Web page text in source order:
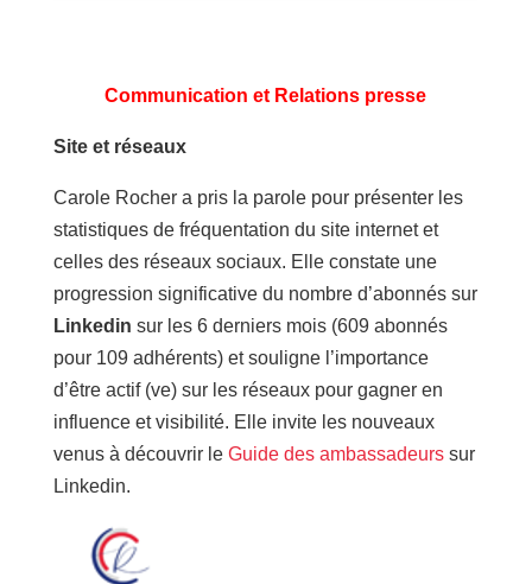
Communication et Relations presse
Site et réseaux
Carole Rocher a pris la parole pour présenter les
statistiques de fréquentation du site internet et
celles des réseaux sociaux. Elle constate une
progression significative du nombre d’abonnés sur
Linkedin sur les 6 derniers mois (609 abonnés
pour 109 adhérents) et souligne l’importance
d’être actif (ve) sur les réseaux pour gagner en
influence et visibilité. Elle invite les nouveaux
venus à découvrir le Guide des ambassadeurssur
Linkedin.